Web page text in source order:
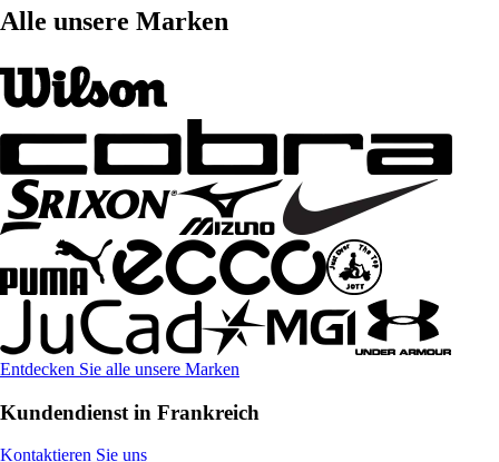
Alle unsere Marken
Entdecken Sie alle unsere Marken
Kundendienst in Frankreich
Kontaktieren Sie uns